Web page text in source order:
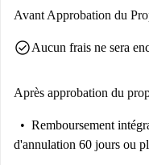
Avant Approbation du
check_circleAucun frais ne sera
Après approbation du
Remboursement
d'annulation 60 jours ou